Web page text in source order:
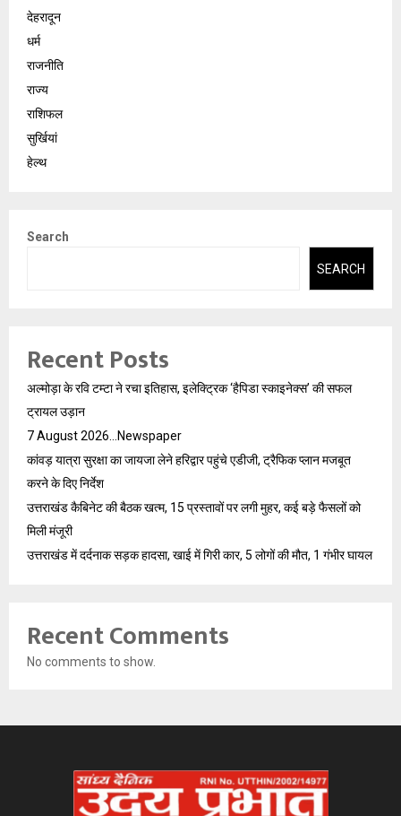
देहरादून
धर्म
राजनीति
राज्य
राशिफल
सुर्खियां
हेल्थ
Search
SEARCH
Recent Posts
अल्मोड़ा के रवि टम्टा ने रचा इतिहास, इलेक्ट्रिक ‘हैपिडा स्काइनेक्स’ की सफल
ट्रायल उड़ान
7 August 2026…Newspaper
कांवड़ यात्रा सुरक्षा का जायजा लेने हरिद्वार पहुंचे एडीजी, ट्रैफिक प्लान मजबूत
करने के दिए निर्देश
उत्तराखंड कैबिनेट की बैठक खत्म, 15 प्रस्तावों पर लगी मुहर, कई बड़े फैसलों को
मिली मंजूरी
उत्तराखंड में दर्दनाक सड़क हादसा, खाई में गिरी कार, 5 लोगों की मौत, 1 गंभीर घायल
Recent Comments
No comments to show.